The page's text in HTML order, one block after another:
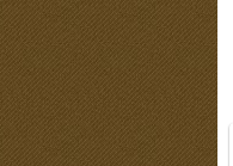
جزوه کامل کارگاه آموزش